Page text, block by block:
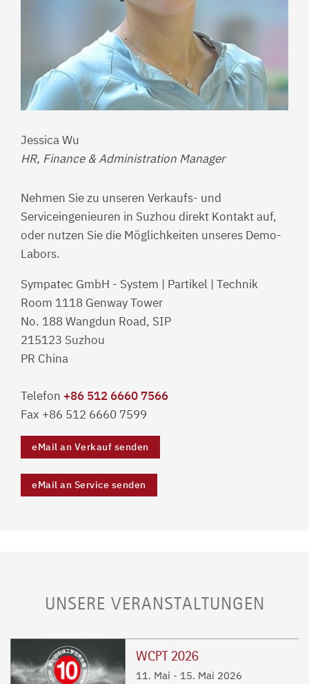
Jessica Wu
HR, Finance& Administration Manager
Nehmen Sie zu unseren Verkaufs- und
Serviceingenieuren in Suzhou direkt Kontakt auf,
oder nutzen Sie die Möglichkeiten unseres Demo-
Labors.
Sympatec GmbH - System | Partikel | Technik
Room 1118 Genway Tower
No. 188 Wangdun Road, SIP
215123 Suzhou
PR China
Telefon +86 512 6660 7566
Fax +86 512 6660 7599
eMail an Verkauf senden
eMail an Service senden
UNSERE VERANSTALTUNGEN
WCPT 2026
11. Mai - 15. Mai 2026